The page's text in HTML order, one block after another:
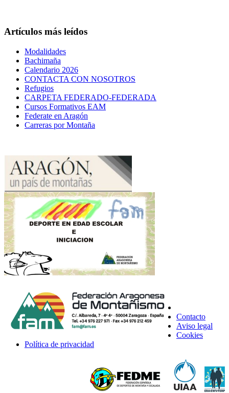
Artículos más leídos
Modalidades
Bachimaña
Calendario 2026
CONTACTA CON NOSOTROS
Refugios
CARPETA FEDERADO-FEDERADA
Cursos Formativos EAM
Federate en Aragón
Carreras por Montaña
Contacto
Aviso legal
Cookies
Política de privacidad